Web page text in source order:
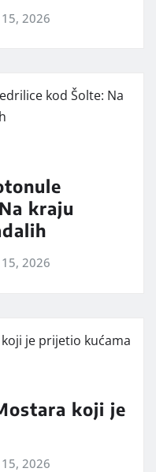
2026
kraju
2026
koji je
2026